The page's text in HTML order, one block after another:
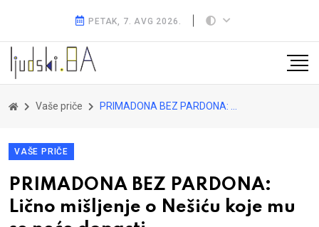
PETAK, 7. AVG 2026.
Vaše priče PRIMADONA BEZ PARDONA: Lično mišljenje o Nešiću koje mu se neće dopasti
VAŠE PRIČE
PRIMADONA BEZ PARDONA:
Lično mišljenje o Nešiću koje mu